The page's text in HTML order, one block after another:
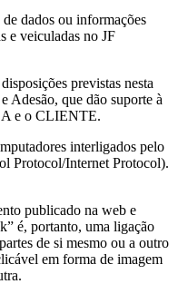
dados ou informações
e veiculadas no JF
previstas nesta
Adesão, que dão suporte à
e o CLIENTE.
interligados pelo
Protocol/Internet Protocol).
publicado na web e
é, portanto, uma ligação
de si mesmo ou a outro
em forma de imagem